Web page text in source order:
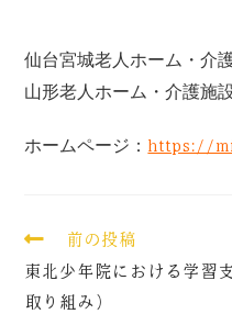
仙台宮城老人ホーム・介
山形老人ホーム・介護施
ホームページ： https://
前の投稿
東北少年院における学習
取り組み）